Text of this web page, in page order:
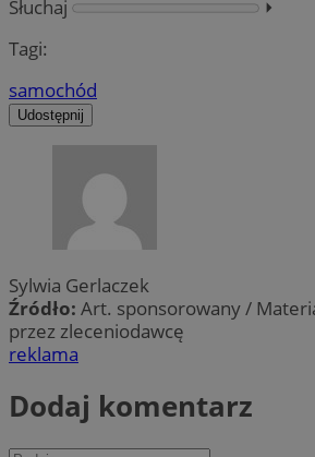
Słuchaj
⏵︎
Tagi:
samochód
Udostępnij
Sylwia Gerlaczek
Źródło: Art. sponsorowany /
przez zleceniodawcę
reklama
Dodaj komentarz